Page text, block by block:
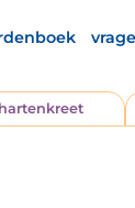
hartenkreet